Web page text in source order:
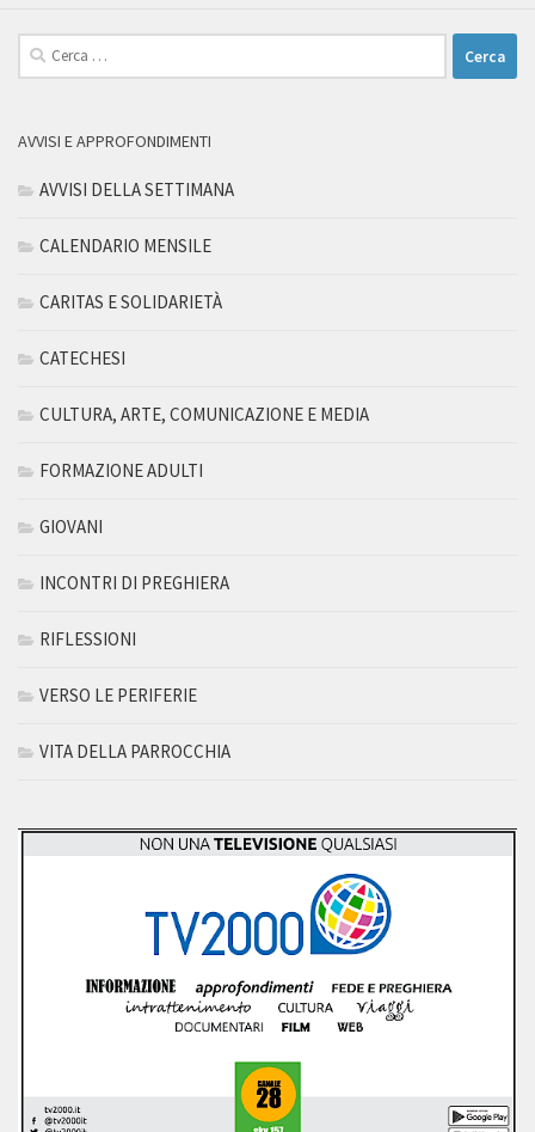
Ricerca
per:
AVVISI E APPROFONDIMENTI
AVVISI DELLA SETTIMANA
CALENDARIO MENSILE
CARITAS E SOLIDARIETÀ
CATECHESI
CULTURA, ARTE, COMUNICAZIONE E MEDIA
FORMAZIONE ADULTI
GIOVANI
INCONTRI DI PREGHIERA
RIFLESSIONI
VERSO LE PERIFERIE
VITA DELLA PARROCCHIA